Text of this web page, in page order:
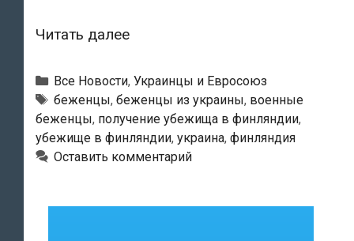
Читать далееС
войны
украинцы
подали
около
ста
на
Рубрики
Все Новости, Украинцы и Евросоюз
Метки
беженцы, беженцы из украины, военные
беженцы, получение убежища в финляндии,
убежище в финляндии, украина, финляндия
Оставить комментарий